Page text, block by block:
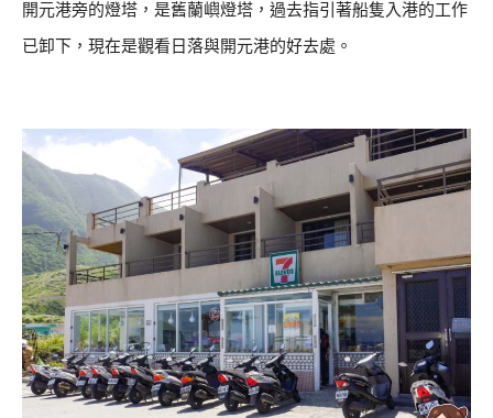
開元港旁的燈塔，是舊蘭嶼燈塔，過去指引著船隻入港的工作
已卸下，現在是觀看日落與開元港的好去處。